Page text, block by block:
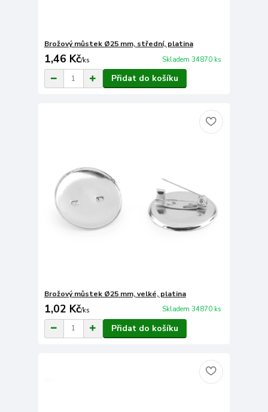
Brožový můstek Ø25 mm, střední, platina
1,46 Kč/ks Skladem 34870 ks
Přidat do košíku
Brožový můstek Ø25 mm, velké, platina
1,02 Kč/ks Skladem 34870 ks
Přidat do košíku